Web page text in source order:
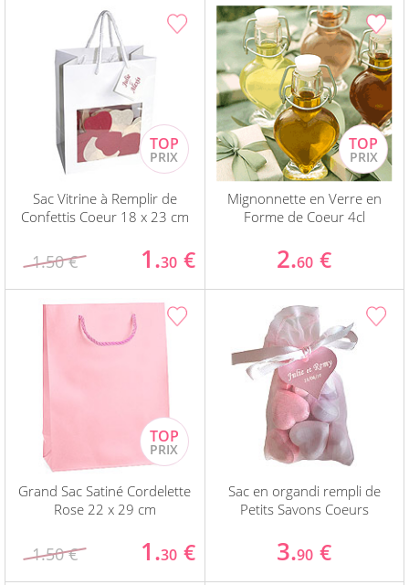
Sac Vitrine à Remplir de
Confettis Coeur 18 x 23 cm
1.50 € 1.30 €
Mignonnette en Verre en
Forme de Coeur 4cl
2.60 €
Grand Sac Satiné Cordelette
Rose 22 x 29 cm
1.50 € 1.30 €
Sac en organdi rempli de
Petits Savons Coeurs
3.90 €